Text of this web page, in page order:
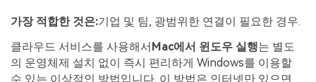
가장 적합한 것은:기업 및 팀, 광범위한 연결이 필요한 경우.
클라우드 서비스를 사용해서Mac에서 윈도우 실행는 별도
의 운영체제 설치 없이 즉시 편리하게 Windows를 이용할
수 있는 이상적인 방법입니다. 이 방법은 인터넷만 있으면